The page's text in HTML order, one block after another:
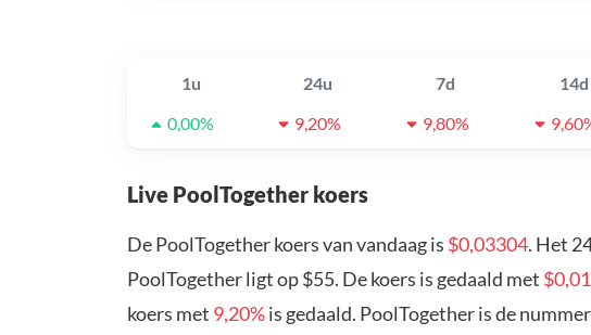
1u 24u 7d 14d
0,00%
9,20% 9,80%
Live PoolTogether koers
De PoolTogether koers van vandaag is $0,03304. Het
PoolTogether ligt op $55. De koers is gedaald met $0,01
koers met 9,20%is gedaald. PoolTogether is de